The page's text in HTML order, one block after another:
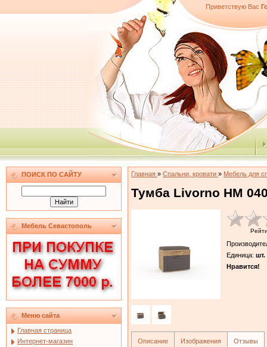
Приветствую Вас
ПОИСК ПО САЙТУ
Мебель Севастополь
Меню сайта
Главная страница
Интернет-магазин
Главная » Спальни, кровати » Мебель для
Тумба Livorno НМ
Единица: шт.
Нравится!
Описание Изображения Отзывы